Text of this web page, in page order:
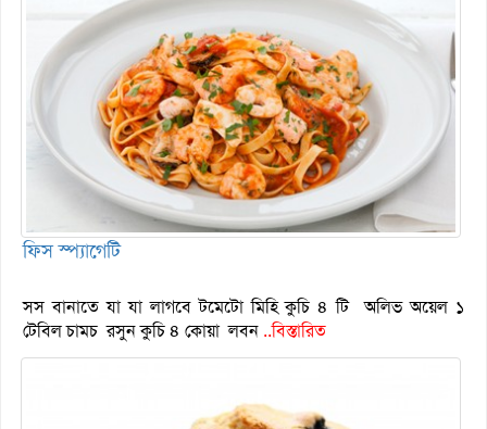
ফিস স্প্যাগেটি
সস বানাতে যা যা লাগবে টমেটো মিহি কুচি ৪ টি অলিভ অয়েল ১
টেবিল চামচ রসুন কুচি ৪ কোয়া লবন ..বিস্তারিত